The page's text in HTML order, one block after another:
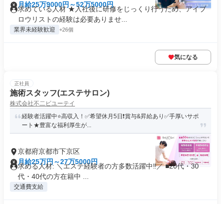
月給25万9000円～52万5000円
求めている人材 ★入社後に研修をじっくり行うため、アイブ
ロウリストの経験は必要ありませ...
業界未経験歓迎 +26個
気になる
正社員
施術スタッフ(エステサロン)
株式会社不二ビユーテイ
経験者活躍中⭐️高収入！✅希望休月5日❗️賞与&昇給あり✅手厚いサポ
ート★豊富な福利厚生が...
京都府京都市下京区
月給25万円～27万5000円
求める人材: ＼エステ経験者の方多数活躍中‼／ ■20代・30
代・40代の方在籍中 ...
交通費支給